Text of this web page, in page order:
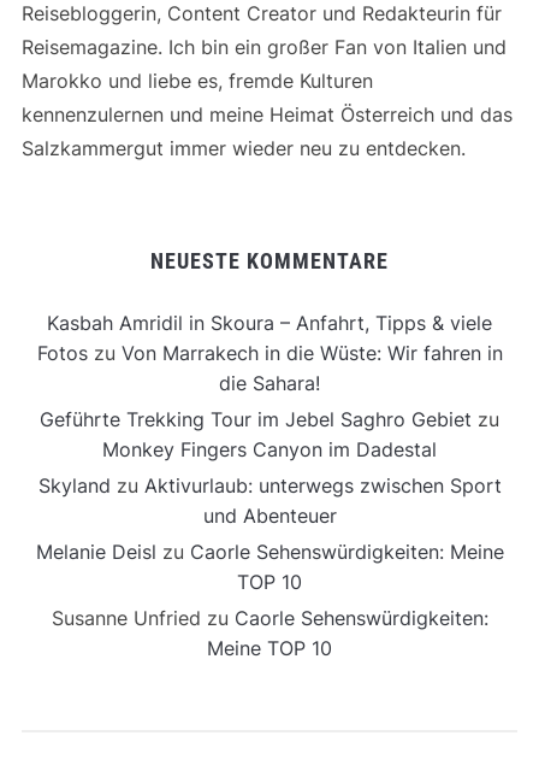
Reisebloggerin, Content Creator und Redakteurin für
Reisemagazine. Ich bin ein großer Fan von Italien und
Marokko und liebe es, fremde Kulturen
kennenzulernen und meine Heimat Österreich und das
Salzkammergut immer wieder neu zu entdecken.
NEUESTE KOMMENTARE
Kasbah Amridil in Skoura – Anfahrt, Tipps & viele
Fotoszu Von Marrakech in die Wüste: Wir fahren in
die Sahara!
Geführte Trekking Tour im Jebel Saghro Gebiet zu
Monkey Fingers Canyon im Dadestal
Skyland zu Aktivurlaub: unterwegs zwischen Sport
und Abenteuer
Melanie Deisl zu Caorle Sehenswürdigkeiten: Meine
TOP 10
Susanne Unfried zu Caorle Sehenswürdigkeiten:
Meine TOP 10